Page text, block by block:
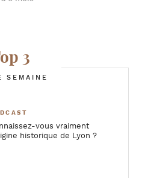
3
SEMAINE
vous vraiment
historique de Lyon ?